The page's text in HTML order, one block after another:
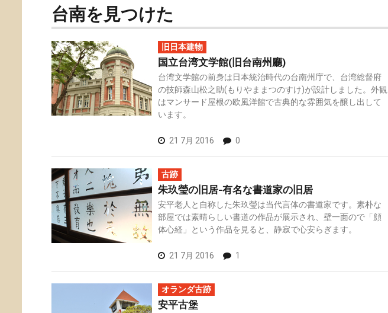
台南を見つけた
旧日本建物
国立台湾文学館(旧台南州廳)
台湾文学館の前身は日本統治時代の台南州庁で、台湾総督府
の技師森山松之助(もりやままつのすけ)が設計しました。外観
はマンサード屋根の欧風洋館で古典的な雰囲気を醸し出して
います。
21 7月 2016 0
古跡
朱玖瑩の旧居-有名な書道家の旧居
安平老人と自称した朱玖瑩は当代言体の書道家です。素朴な
部屋では素晴らしい書道の作品が展示され、壁一面ので「顔
体心経」という作品を見ると、静寂で心安らぎます。
21 7月 2016 1
オランダ古跡
安平古堡